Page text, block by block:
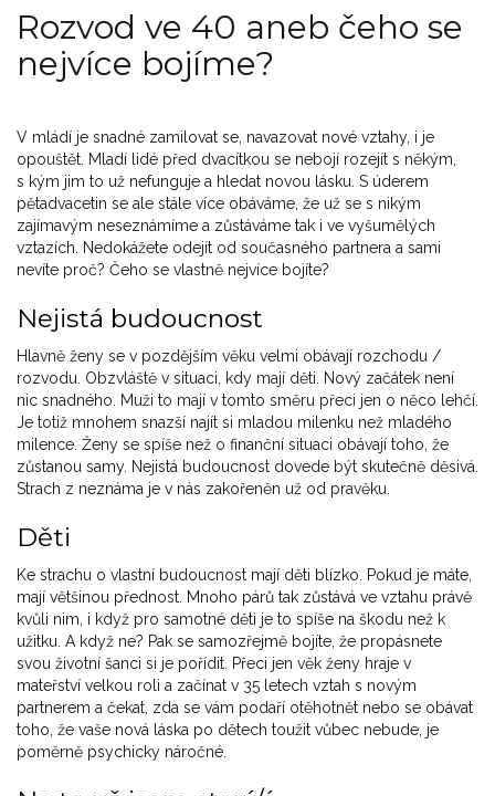
Rozvod ve 40 aneb čeho se
nejvíce bojíme?
V mládí je snadné zamilovat se, navazovat nové vztahy, i je
opouštět. Mladí lidé před dvacítkou se nebojí rozejít s někým,
s kým jim to už nefunguje a hledat novou lásku. S úderem
pětadvacetin se ale stále více obáváme, že už se s nikým
zajímavým neseznámíme a zůstáváme tak i ve vyšumělých
vztazích. Nedokážete odejít od současného partnera a sami
nevíte proč? Čeho se vlastně nejvíce bojíte?
Nejistá budoucnost
Hlavně ženy se v pozdějším věku velmi obávají rozchodu /
rozvodu. Obzvláště v situaci, kdy mají děti. Nový začátek není
nic snadného. Muži to mají v tomto směru přeci jen o něco lehčí.
Je totiž mnohem snazší najít si mladou milenku než mladého
milence. Ženy se spíše než o finanční situaci obávají toho, že
zůstanou samy. Nejistá budoucnost dovede být skutečně děsivá.
Strach z neznáma je v nás zakořeněn už od pravěku.
Děti
Ke strachu o vlastní budoucnost mají děti blízko. Pokud je máte,
mají většinou přednost. Mnoho párů tak zůstává ve vztahu právě
kvůli nim, i když pro samotné děti je to spíše na škodu než k
užitku. A když ne? Pak se samozřejmě bojíte, že propásnete
svou životní šanci si je pořídit. Přeci jen věk ženy hraje v
mateřství velkou roli a začínat v 35 letech vztah s novým
partnerem a čekat, zda se vám podaří otěhotnět nebo se obávat
toho, že vaše nová láska po dětech toužit vůbec nebude, je
poměrně psychicky náročné.